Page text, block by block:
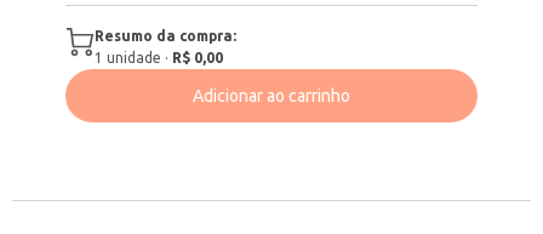
Resumo da compra:
1 unidade · R$ 0,00
Adicionar ao carrinho